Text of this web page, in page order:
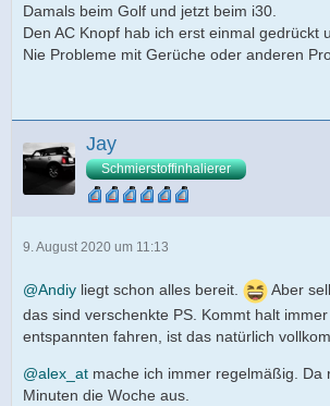
Damals beim Golf und jetzt beim i30.
Den AC Knopf hab ich erst einmal gedrückt
Nie Probleme mit Gerüche oder anderen
Jay
Schmierstoffinhalierer
9. August 2020 um 11:13
@Andiy liegt schon alles bereit.
Aber
das sind verschenkte PS. Kommt halt
entspannten fahren, ist das natürlich
@alex_at mache ich immer regelmäßig. Da
Minuten die Woche aus.